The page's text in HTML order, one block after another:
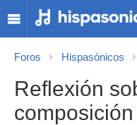
Foros Hispasónicos
Reflexión